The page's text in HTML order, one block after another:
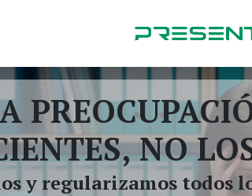
NO
y regularizamos todos